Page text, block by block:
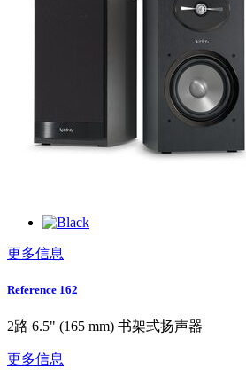
更多信息
Reference 162
2路 6.5" (165 mm) 书架式扬声器
更多信息